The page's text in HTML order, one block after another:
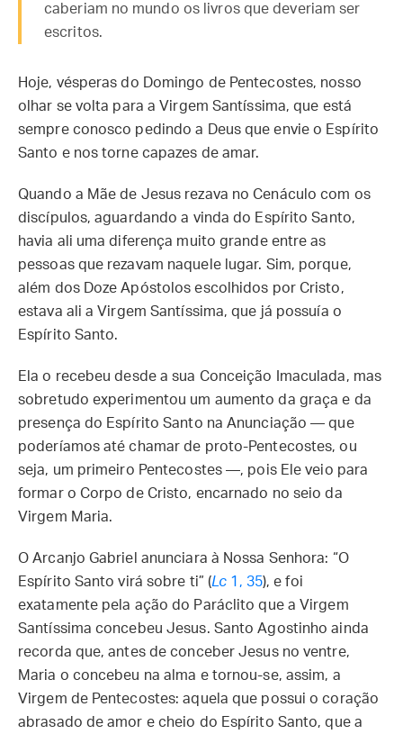
caberiam no mundo os livros que deveriam ser
escritos.
Hoje, vésperas do Domingo de Pentecostes, nosso
olhar se volta para a Virgem Santíssima, que está
sempre conosco pedindo a Deus que envie o Espírito
Santo e nos torne capazes de amar.
Quando a Mãe de Jesus rezava no Cenáculo com os
discípulos, aguardando a vinda do Espírito Santo,
havia ali uma diferença muito grande entre as
pessoas que rezavam naquele lugar. Sim, porque,
além dos Doze Apóstolos escolhidos por Cristo,
estava ali a Virgem Santíssima, que já possuía o
Espírito Santo.
Ela o recebeu desde a sua Conceição Imaculada, mas
sobretudo experimentou um aumento da graça e da
presença do Espírito Santo na Anunciação — que
poderíamos até chamar de proto-Pentecostes, ou
seja, um primeiro Pentecostes —, pois Ele veio para
formar o Corpo de Cristo, encarnado no seio da
Virgem Maria.
O Arcanjo Gabriel anunciara à Nossa Senhora: “O
Espírito Santo virá sobre ti” (Lc 1, 35), e foi
exatamente pela ação do Paráclito que a Virgem
Santíssima concebeu Jesus. Santo Agostinho ainda
recorda que, antes de conceber Jesus no ventre,
Maria o concebeu na alma e tornou-se, assim, a
Virgem de Pentecostes: aquela que possui o coração
abrasado de amor e cheio do Espírito Santo, que a